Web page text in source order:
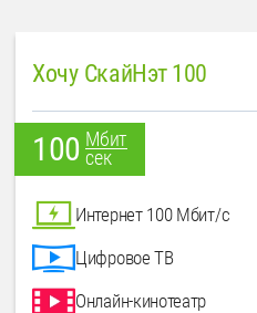
Хочу СкайНэт 100
100 Мбит
сек
Интернет 100 Мбит/с
Цифровое ТВ
Онлайн-кинотеатр